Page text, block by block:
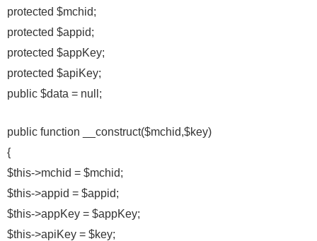
protected $mchid;
protected $appid;
protected $appKey;
protected $apiKey;
public $data = null;
public function __construct($mchid,$key)
{
$this->mchid = $mchid;
$this->appid = $appid;
$this->appKey = $appKey;
$this->apiKey = $key;